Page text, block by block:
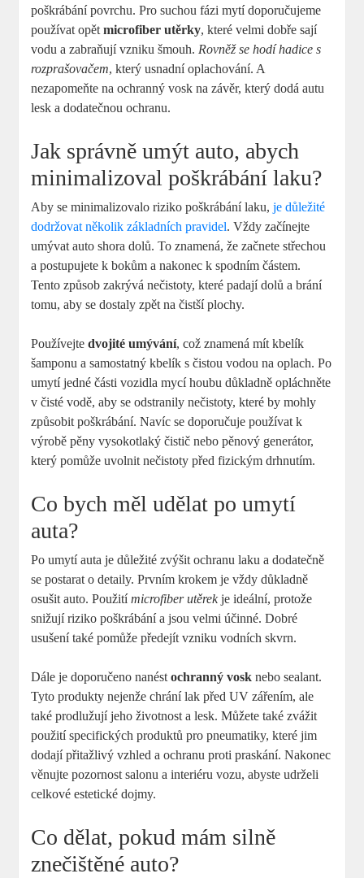
poškrábání povrchu. Pro suchou fázi mytí doporučujeme
používat opětmicrofiber utěrky, které velmi dobře sají
vodu a zabraňují vzniku šmouh. Rovněž se hodí hadice s
rozprašovačem, který usnadní oplachování. A
nezapomeňte na ochranný vosk na závěr, který dodá autu
lesk a dodatečnou ochranu.
Jak správně umýt auto, abych
minimalizoval poškrábání laku?
Aby se minimalizovalo riziko poškrábání laku,je důležité
dodržovat několik základních pravidel. Vždy začínejte
umývat auto shora dolů. To znamená, že začnete střechou
a postupujete k bokům a nakonec k spodním částem.
Tento způsob zakrývá nečistoty, které padají dolů a brání
tomu, aby se dostaly zpět na čistší plochy.
Používejtedvojité umývání, což znamená mít kbelík
šamponu a samostatný kbelík s čistou vodou na oplach. Po
umytí jedné části vozidla mycí houbu důkladně opláchněte
v čisté vodě, aby se odstranily nečistoty, které by mohly
způsobit poškrábání. Navíc se doporučuje používat k
výrobě pěny vysokotlaký čistič nebo pěnový generátor,
který pomůže uvolnit nečistoty před fizickým drhnutím.
Co bych měl udělat po umytí
auta?
Po umytí auta je důležité zvýšit ochranu laku a dodatečně
se postarat o detaily. Prvním krokem je vždy důkladně
osušit auto. Použitímicrofiber utěrekje ideální, protože
snižují riziko poškrábání a jsou velmi účinné. Dobré
usušení také pomůže předejít vzniku vodních skvrn.
Dále je doporučeno nanéstochranný vosk nebo sealant.
Tyto produkty nejenže chrání lak před UV zářením, ale
také prodlužují jeho životnost a lesk. Můžete také zvážit
použití specifických produktů pro pneumatiky, které jim
dodají přitažlivý vzhled a ochranu proti praskání. Nakonec
věnujte pozornost salonu a interiéru vozu, abyste udrželi
celkové estetické dojmy.
Co dělat, pokud mám silně
znečištěné auto?